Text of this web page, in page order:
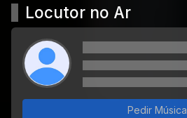
Locutor no Ar
Pedir Música